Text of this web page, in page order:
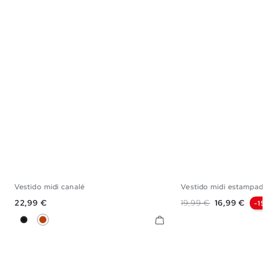
Vestido midi canalé
Precio
22,99 €
NegroRojo Mineral
S
Vestido midi
Precio base
19,99 € Precio
16,99 € -15%